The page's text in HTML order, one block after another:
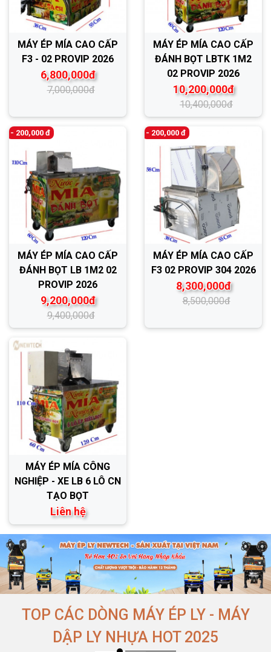
MÁY ÉP MÍA CAO CẤP
F3 - 02 PROVIP 2026
6,800,000đ
7,000,000đ
MÁY ÉP MÍA CAO CẤP
ĐÁNH BỌT LBTK 1M2
02 PROVIP 2026
10,200,000đ
10,400,000đ
- 200,000 đ
MÁY ÉP MÍA CAO CẤP
ĐÁNH BỌT LB 1M2 02
PROVIP 2026
9,200,000đ
9,400,000đ
- 200,000 đ
MÁY ÉP MÍA CAO CẤP
F3 02 PROVIP 304 2026
8,300,000đ
8,500,000đ
MÁY ÉP MÍA CÔNG
NGHIỆP - XE LB 6 LÔ CN
TẠO BỌT
Liên hệ
TOP CÁC DÒNG MÁY ÉP LY - MÁY
DẬP LY NHỰA HOT 2025